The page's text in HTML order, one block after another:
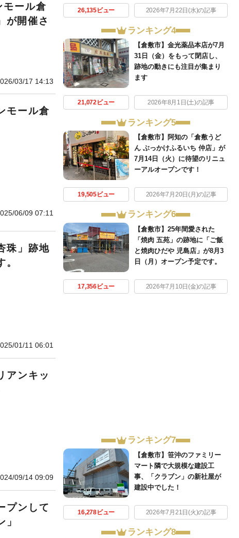
モール倉
開催さ
03/17 14:13
モール倉
06/09 07:11
珠」跡地
01/11 06:01
アンキッ
09/14 09:09
プンして
26,135ビュー 2026年7月22日(水)の記事
ランキング4
【倉敷市】金光薬品本店が7月
31日（金）をもって閉店し、
跡地の動きにも注目が集まり
ます
21,072ビュー 2026年8月1日(土)の記事
ランキング5
【倉敷市】阿知の「倉敷うど
ん ぶっかけふるいち 仲店」が
7月14日（火）に待望のリニュ
ーアルオープンです！
19,505ビュー 2026年7月20日(月)の記事
ランキング6
【倉敷市】25年間愛された
「焼肉 五苑」の跡地に「ご飯
と焼肉ひだや 児島店」が8月3
日（月）オープン予定です。
17,356ビュー 2026年7月10日(金)の記事
ランキング7
【倉敷市】笹沖のファミリー
マート隣で大規模な建設工
事、「クラブン」の新社屋が
建設中でした！
16,278ビュー 2026年7月21日(火)の記事
ランキング8